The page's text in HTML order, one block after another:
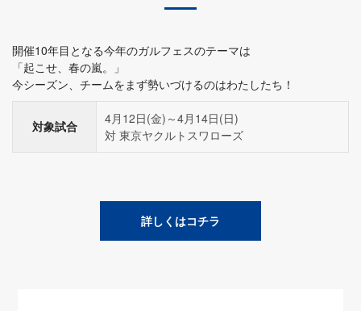
開催10年目となる今年のガルフェスのテーマは
「起こせ、春の嵐。」
今シーズン、チームをまず勢いづけるのはわたしたち！
対象試合
4月12日(金)～4月14日(日)
対 東京ヤクルトスワローズ
詳しくはコチラ